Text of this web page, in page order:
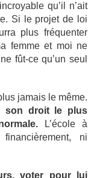
qu’il n’ait
Si le projet de loi
plus fréquenter
femme et moi ne
fût-ce qu’un seul
jamais le même.
son droit le plus
L’école à
ni
voter pour lui